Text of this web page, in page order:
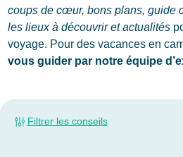
coups de cœur, bons plans, guide
les lieux à découvrir et actualités
voyage. Pour des vacances en
vous guider par notre équipe
Filtrer les conseils